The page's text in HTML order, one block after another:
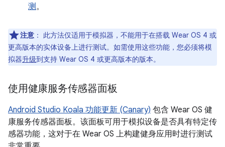
测。
注意 ：
此方法仅适用于模拟器，不能用于在搭载 Wear OS 4 或
更高版本的实体设备上进行测试。如需使用这些功能，您必须将模
拟器升级到支持 Wear OS 4 或更高版本的版本。
使用健康服务传感器面板
Android Studio Koala 功能更新 (Canary) 包含 Wear OS 健
康服务传感器面板。该面板可用于模拟设备是否具有特定传
感器功能，这对于在 Wear OS 上构建健身应用时进行测试